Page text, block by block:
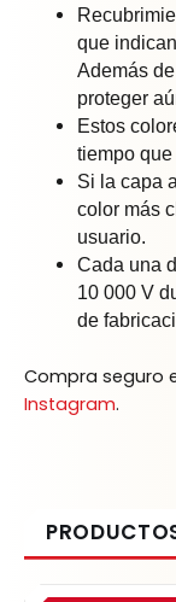
que
Además
proteger
Estos
tiempo
Si la capa
color más
usuario.
Cada una
10 000 V
de
Compra seguro
Instagram.